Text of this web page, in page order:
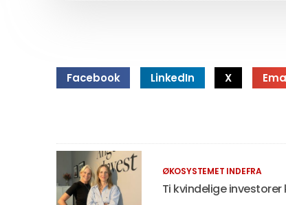
Facebook LinkedIn X
ØKOSYSTEMET INDEFRA
Ti kvindelige